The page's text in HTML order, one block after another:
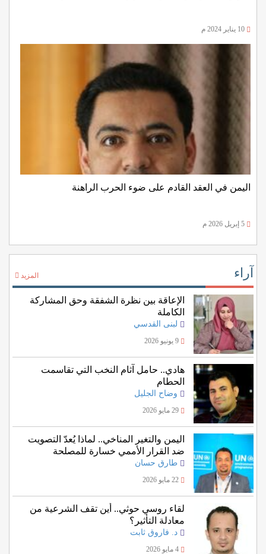
‏اليمن في العقد القادم على ضوء الحرب الراهنة
آراء المزيد
الإعاقة بين نظرة الشفقة وحق المشاركة
الكاملة
لبنى القدسي
9 يونيو 2026
هادي.. حامل آثام النخب التي تقاسمت
الحطام
وضاح الجليل
29 مايو 2026
اليمن والتغير المناخي.. لماذا يُعدّ التصويت
ضد القرار الأممي خسارة للمصلحة
اليمنية؟
طارق حسان
لقاء روسي حوثي.. أين تقف الشرعية من
معادلة التأثير؟
د. فاروق ثابت
4 مايو 2026